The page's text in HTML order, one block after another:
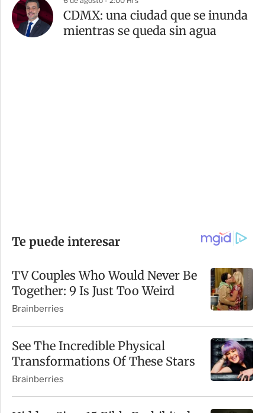
CDMX: una ciudad que se inunda
mientras se queda sin agua